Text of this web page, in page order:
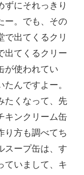
ずにそれっきり
ー。でも、その
で出てくるクリ
出てくるクリー
が使われてい
んですよー。
たくなって、先
キンクリーム缶
り方も調べてち
スープ缶は、す
ていまして、キ